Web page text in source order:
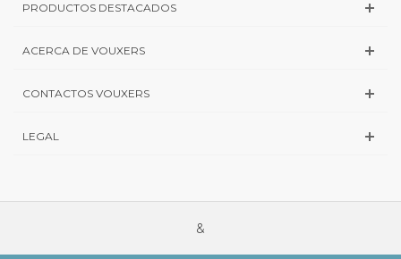
PRODUCTOS DESTACADOS
ACERCA DE VOUXERS
CONTACTOS VOUXERS
LEGAL
&